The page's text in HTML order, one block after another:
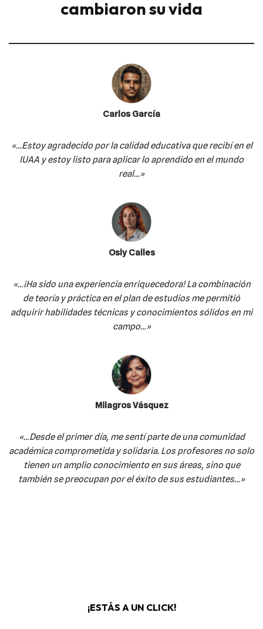
cambiaron su vida
Carlos García
«…Estoy agradecido por la calidad educativa que recibí en el
IUAA y estoy listo para aplicar lo aprendido en el mundo
real…»
Osly Calles
«…¡Ha sido una experiencia enriquecedora! La combinación
de teoría y práctica en el plan de estudios me permitió
adquirir habilidades técnicas y conocimientos sólidos en mi
campo…»
Milagros Vásquez
«…Desde el primer día, me sentí parte de una comunidad
académica comprometida y solidaria. Los profesores no solo
tienen un amplio conocimiento en sus áreas, sino que
también se preocupan por el éxito de sus estudiantes…»
¡ESTÁS A UN CLICK!